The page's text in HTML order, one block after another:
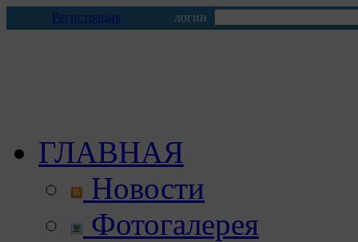
Регистрация логин
ГЛАВНАЯ
Новости
Фотогалерея